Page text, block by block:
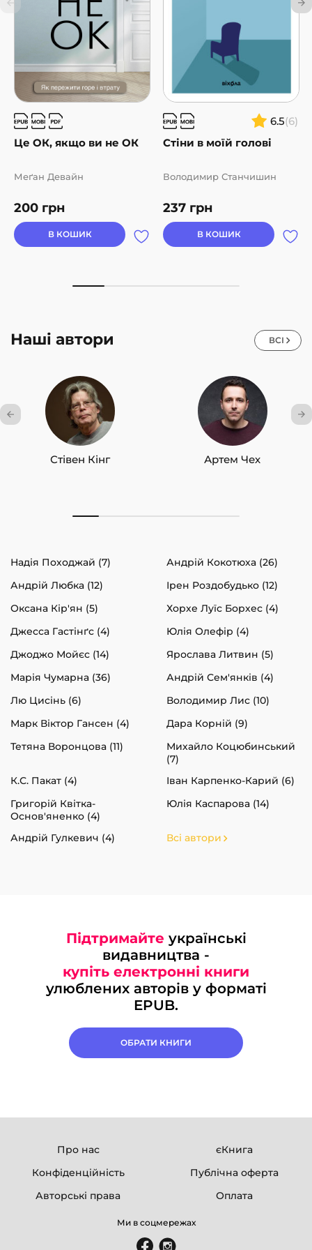
Це ОК, якщо ви не ОК
200 грн
Меґан Девайн
В КОШИК
6.5(6)
Стіни в моїй голові
237 грн
Володимир Станчишин
В КОШИК
Наші автори ВСІ
Стівен Кінг Артем Чех
Надія Походжай (7)
Андрій Кокотюха (26)
Андрій Любка (12)
Ірен Роздобудько (12)
Оксана Кір'ян (5)
Хорхе Луїс Борхес (4)
Джесса Гастінґс (4)
Юлія Олефір (4)
Джоджо Мойєс (14)
Ярослава Литвин (5)
Марія Чумарна (36)
Андрій Сем'янків (4)
Лю Цисінь (6)
Володимир Лис (10)
Марк Віктор Гансен (4)
Дара Корній (9)
Тетяна Воронцова (11)
Михайло Коцюбинський
(7)
К.С. Пакат (4)
Іван Карпенко-Карий (6)
Григорій Квітка-
Основ'яненко (4)
Юлія Каспарова (14)
Андрій Гулкевич (4) Всі автори
Підтримайте українські
видавництва -
купіть електронні книги
улюблених авторів у форматі
EPUB.
ОБРАТИ КНИГИ
Про нас
єКнига
Конфіденційність
Публічна оферта
Авторські права
Оплата
Ми в соцмережах